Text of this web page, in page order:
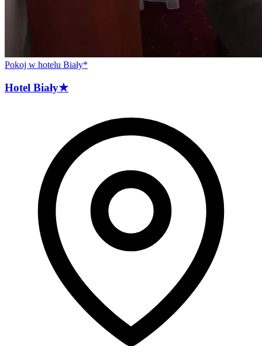
Pokoj w hotelu Biały*
Hotel Biały★